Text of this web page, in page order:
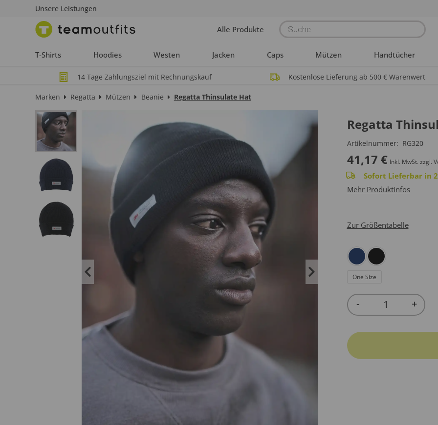
Unsere Leistungen
Alle Produkte Products
search
T-Shirts Hoodies Westen Jacken Caps Mützen Handtücher
14 Tage Zahlungsziel mit Rechnungskauf Kostenlose Lieferung ab 500 € Warenwert
Marken Regatta Mützen Beanie Regatta Thinsulate Hat
Regatta
Artikelnummer: RG320
41,17 € Inkl. MwSt. zzgl.
Sofort Lieferbar in
Mehr Produktinfos
Zur Größentabelle
One Size
Quantity
- +